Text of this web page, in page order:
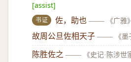
[assist]
书证 佐，助也 —— 《广雅》
故周公旦佐相天子 —— 《墨
陈胜佐之 —— 《史记·陈涉世